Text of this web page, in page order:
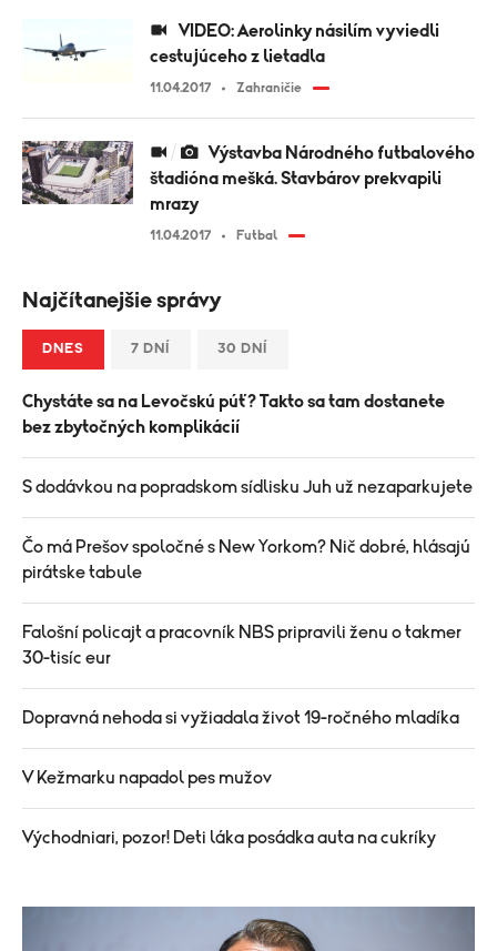
cestujúceho z lietadla
11.04.2017 Zahraničie
štadióna mešká. Stavbárov prekvapili
mrazy
11.04.2017 Futbal
Najčítanejšie správy
DNES 7 DNÍ 30 DNÍ
Chystáte sa na Levočskú púť? Takto sa tam dostanete
bez zbytočných komplikácií
S dodávkou na popradskom sídlisku Juh už nezaparkujete
Čo má Prešov spoločné s New Yorkom? Nič dobré, hlásajú
pirátske tabule
Falošní policajt a pracovník NBS pripravili ženu o takmer
30-tisíc eur
Dopravná nehoda si vyžiadala život 19-ročného mladíka
V Kežmarku napadol pes mužov
Východniari, pozor! Deti láka posádka auta na cukríky